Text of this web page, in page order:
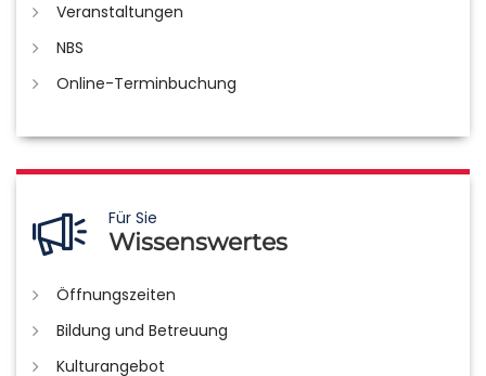
Veranstaltungen
NBS
Online-Terminbuchung
Für Sie
Wissenswertes
Öffnungszeiten
Bildung und Betreuung
Kulturangebot